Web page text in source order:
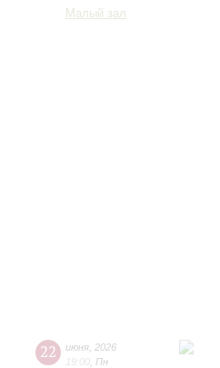
Малый зал
22 июня 2026
19:00 Пн